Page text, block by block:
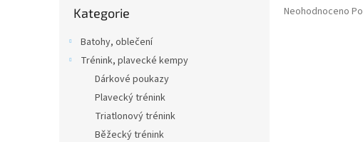
kategorie
Kategorie
Batohy, oblečení
Trénink, plavecké kempy
Dárkové poukazy
Plavecký trénink
Triatlonový trénink
Běžecký trénink
Průměrné
Neohodnoceno